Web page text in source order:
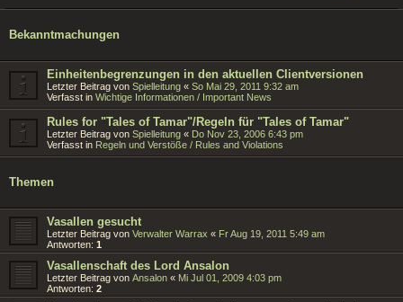
Bekanntmachungen
Einheitenbegrenzungen in den aktuellen Clientversionen
Letzter Beitrag von Spielleitung « So Mai 29, 2011 9:32 am
Verfasst in Wichtige Informationen / Important News
Rules for "Tales of Tamar"/Regeln für "Tales of Tamar"
Letzter Beitrag von Spielleitung « Do Nov 23, 2006 6:43 pm
Verfasst in Regeln und Verstöße / Rules and Violations
Themen
Vasallen gesucht
Letzter Beitrag von Verwalter Warrax « Fr Aug 19, 2011 5:49 am
Antworten: 1
Vasallenschaft des Lord Ansalon
Letzter Beitrag von Ansalon « Mi Jul 01, 2009 4:03 pm
Antworten: 2